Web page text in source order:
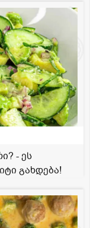
- ეს
გახდება!